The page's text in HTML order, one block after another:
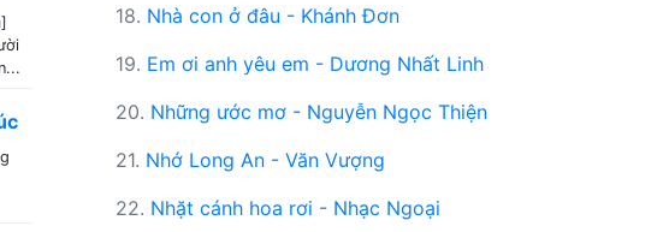
18. Nhà con ở đâu - Khánh Đơn
19. Em ơi anh yêu em - Dương Nhất Linh
20. Những ước mơ - Nguyễn Ngọc Thiện
21. Nhớ Long An - Văn Vượng
22. Nhặt cánh hoa rơi - Nhạc Ngoại